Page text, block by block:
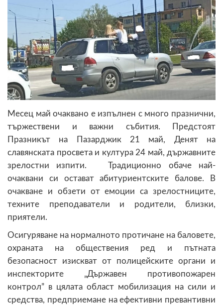
Месец май очаквано е изпълнен с много празнични,
тържествени и важни събития. Предстоят
Празникът на Пазарджик 21 май, Денят на
славянската просвета и култура 24 май, държавните
зрелостни изпити. Традиционно обаче най-
очаквани си остават абитуриентските балове. В
очакване и обзети от емоции са зрелостниците,
техните преподаватели и родители, близки,
приятели.
Осигуряване на нормалното протичане на баловете,
охраната на обществения ред и пътната
безопасност изискват от полицейските органи и
инспекторите „Държавен противопожарен
контрол” в цялата област мобилизация на сили и
средства, предприемане на ефективни превантивни